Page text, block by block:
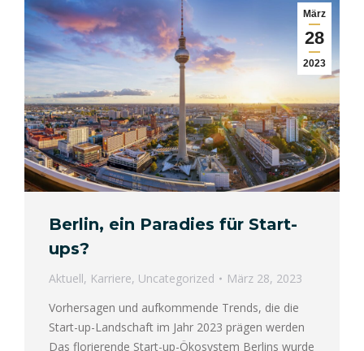
März
28
2023
Berlin, ein Paradies für Start-
ups?
Aktuell, Karriere, Uncategorized
März 28, 2023
Vorhersagen und aufkommende Trends, die die
Start-up-Landschaft im Jahr 2023 prägen werden
Das florierende Start-up-Ökosystem Berlins wurde